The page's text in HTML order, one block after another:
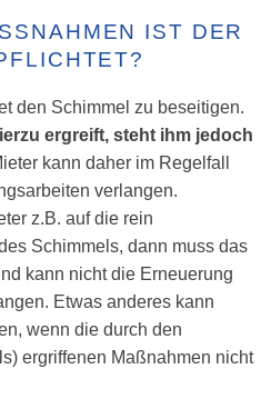
IST DER V
den Schimmel zu beseitigen.
ergreift, steht ihm jedoch
kann daher im Regelfall
verlangen.
z.B. auf die rein
Schimmels, dann muss das
kann nicht die Erneuerung
Etwas anderes kann
wenn die durch den
ergriffenen Maßnahmen nicht